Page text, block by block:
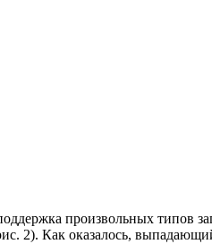
произвольных типов
2). Как оказалось,